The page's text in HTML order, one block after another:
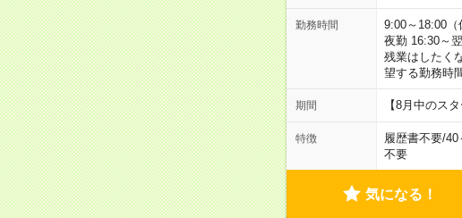
勤務時間
9:00～18:00
夜勤 16:30～
残業はしたく
望する勤務時
期間 【8月中のス
特徴 履歴書不要/40
不要
気になる！